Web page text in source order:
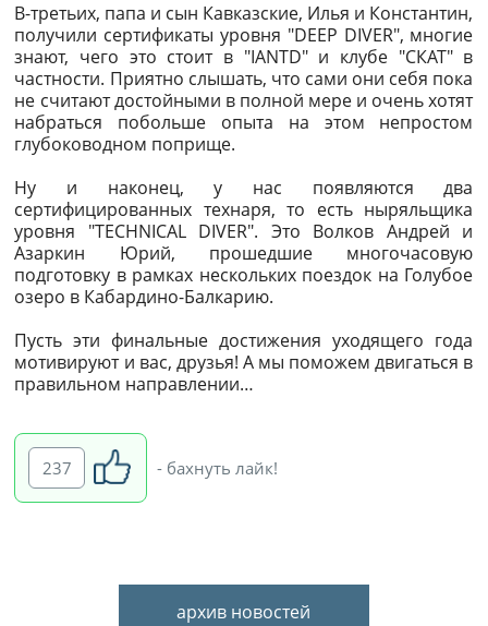
В-третьих, папа и сын Кавказские, Илья и Константин,
получили сертификаты уровня "DEEP DIVER", многие
знают, чего это стоит в "IANTD" и клубе "СКАТ" в
частности. Приятно слышать, что сами они себя пока
не считают достойными в полной мере и очень хотят
набраться побольше опыта на этом непростом
глубоководном поприще.
Ну и наконец, у нас появляются два
сертифицированных технаря, то есть ныряльщика
уровня "TECHNICAL DIVER". Это Волков Андрей и
Азаркин Юрий, прошедшие многочасовую
подготовку в рамках нескольких поездок на Голубое
озеро в Кабардино-Балкарию.
Пусть эти финальные достижения уходящего года
мотивируют и вас, друзья! А мы поможем двигаться в
правильном направлении…
237 - бахнуть лайк!
архив новостей